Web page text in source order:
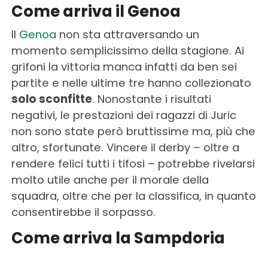
Come arriva il Genoa
Il Genoa non sta attraversando un
momento semplicissimo della stagione. Ai
grifoni la vittoria manca infatti da ben sei
partite e nelle ultime tre hanno collezionato
solo sconfitte. Nonostante i risultati
negativi, le prestazioni dei ragazzi di Juric
non sono state però bruttissime ma, più che
altro, sfortunate. Vincere il derby – oltre a
rendere felici tutti i tifosi – potrebbe rivelarsi
molto utile anche per il morale della
squadra, oltre che per la classifica, in quanto
consentirebbe il sorpasso.
Come arriva la Sampdoria